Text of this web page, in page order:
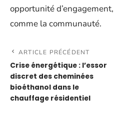
opportunité
comme la communauté.
ARTICLE PRÉCÉDENT
Crise énergétique : l’essor
discret des cheminées
bioéthanol dans le
chauffage résidentiel